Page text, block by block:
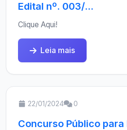
Edital nº. 003/...
Clique Aqui!
Leia mais
22/01/2024 0
Concurso Público